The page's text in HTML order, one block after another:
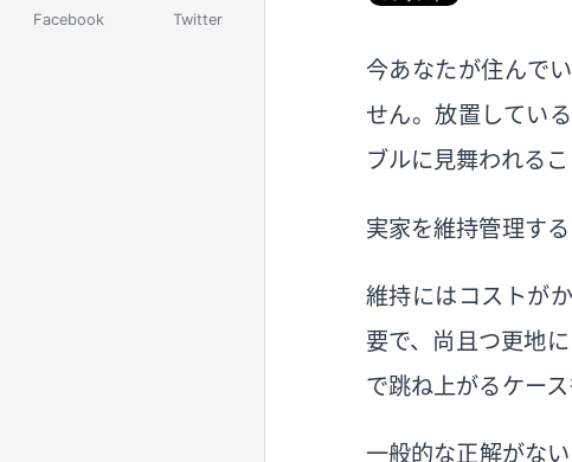
Facebook Twitter
今あなたが住んで
せん。放置してい
ブルに見舞われるこ
実家を維持管理す
維持にはコストが
要で、尚且つ更地
で跳ね上がるケース
一般的な正解がな